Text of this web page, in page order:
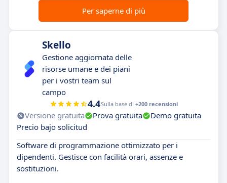
Per saperne di più
Skello
Gestione aggiornata delle
risorse umane e dei piani
per i vostri team sul
campo
4.4Sulla base di +200 recensioni
Versione gratuita Prova gratuita
Demo gratuita
Precio bajo solicitud
Software di programmazione ottimizzato per i
dipendenti. Gestisce con facilità orari, assenze e
sostituzioni.